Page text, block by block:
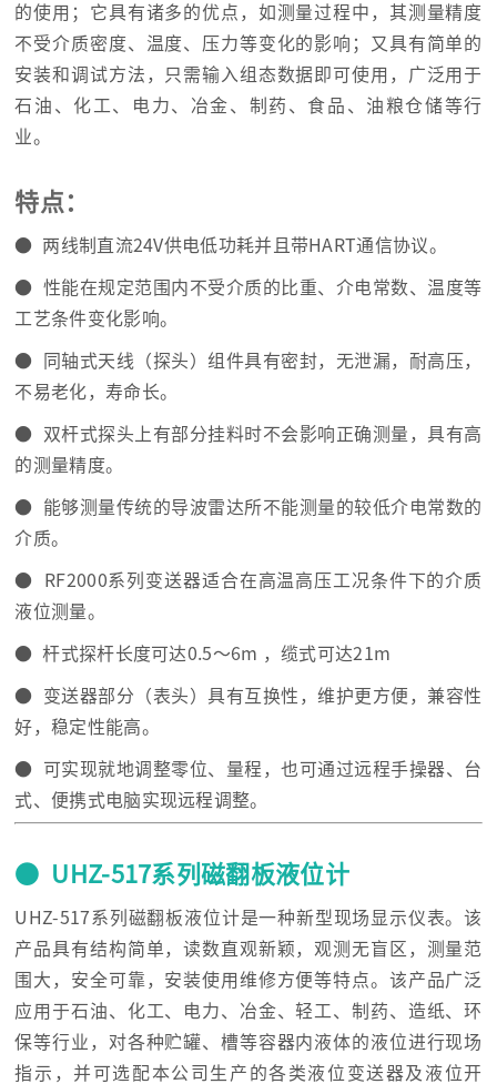
的使用；它具有诸多的优点，如测量过程中，其测量精度
不受介质密度、温度、压力等变化的影响；又具有简单的
安装和调试方法，只需输入组态数据即可使用，广泛用于
石油、化工、电力、冶金、制药、食品、油粮仓储等行
业。
特点：
● 两线制直流24V供电低功耗并且带HART通信协议。
● 性能在规定范围内不受介质的比重、介电常数、温度等
工艺条件变化影响。
● 同轴式天线（探头）组件具有密封，无泄漏，耐高压，
不易老化，寿命长。
● 双杆式探头上有部分挂料时不会影响正确测量，具有高
的测量精度。
● 能够测量传统的导波雷达所不能测量的较低介电常数的
介质。
● RF2000系列变送器适合在高温高压工况条件下的介质
液位测量。
● 杆式探杆长度可达0.5～6m ，缆式可达21m
● 变送器部分（表头）具有互换性，维护更方便，兼容性
好，稳定性能高。
● 可实现就地调整零位、量程，也可通过远程手操器、台
式、便携式电脑实现远程调整。
● UHZ-517系列磁翻板液位计
UHZ-517系列磁翻板液位计是一种新型现场显示仪表。该
产品具有结构简单，读数直观新颖，观测无盲区，测量范
围大，安全可靠，安装使用维修方便等特点。该产品广泛
应用于石油、化工、电力、冶金、轻工、制药、造纸、环
保等行业，对各种贮罐、槽等容器内液体的液位进行现场
指示，并可选配本公司生产的各类液位变送器及液位开